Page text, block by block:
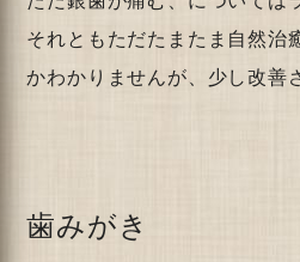
それともただたまたま自然治
かわかりませんが、少し改善
歯みがき